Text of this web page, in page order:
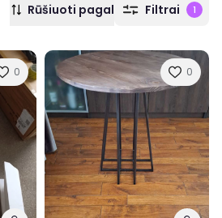
Rūšiuoti pagal Filtrai 1
0 0